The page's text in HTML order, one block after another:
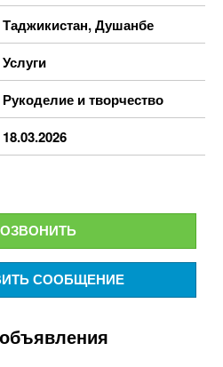
Таджикистан,Душанбе
Услуги
Рукоделие и творчество
18.03.2026
СООБЩЕНИЕ